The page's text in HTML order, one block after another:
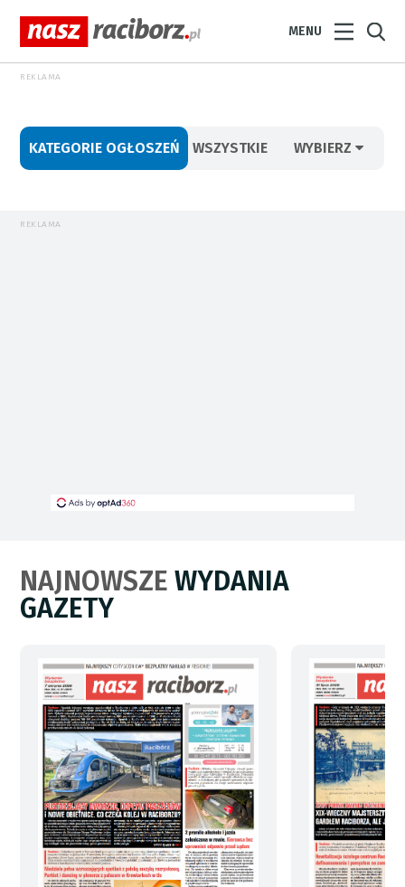
MENU
REKLAMA
KATEGORIE OGŁOSZEŃ WSZYSTKIE WYBIERZ
REKLAMA
NAJNOWSZEWYDANIA
GAZETY